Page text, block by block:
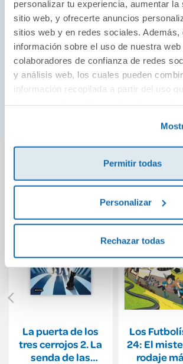
personalizar tu experiencia, aumentar la
sitio web, y ofrecerte anuncios
sitios web y en redes sociales. Además,
información sobre el uso de nuestra
colaboradores de confianza de redes
y análisis web, los cuales pueden
información recopilada a partir del uso
Permitir todas
Personalizar
Rechazar todas
Con la colección de libros musicales
conocer a personajes tan
como Mozart, todos los instrumentos
viajar y conocer la cultura musical
el rock más autentico de Londres.
También podría
La puerta de los
tres cerrojos 2. La
senda de las
Los
24: El
rodaje